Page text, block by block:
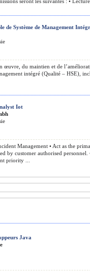
de Système de Management
œuvre, du maintien et de
intégré (Qualité – HSE),
Iot
Management • Act as the
by customer authorised personnel.
priority ...
Java